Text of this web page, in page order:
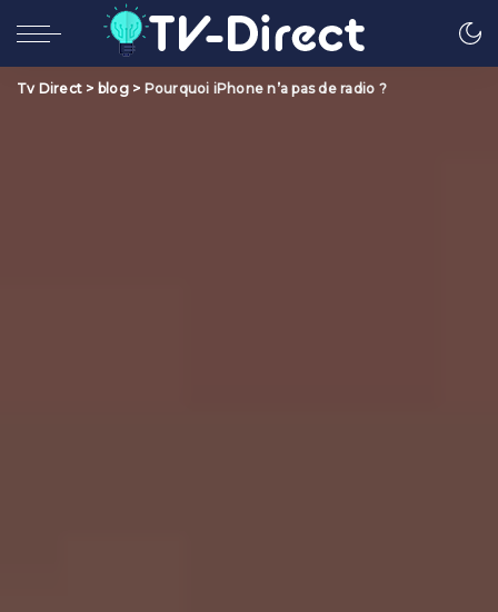
Tv Direct > blog> Pourquoi iPhone n’a pas de radio ?